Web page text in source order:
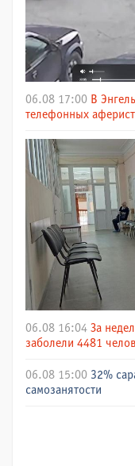
06.08 17:00 В
телефонных
06.08 16:04 За
заболели 4481
06.08 15:00 32%
самозанятости